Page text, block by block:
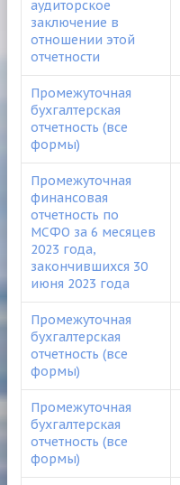
аудиторское
заключение в
отношении этой
отчетности
Промежуточная
бухгалтерская
отчетность (все
формы)
Промежуточная
финансовая
отчетность по
МСФО за 6 месяцев
2023 года,
закончившихся 30
июня 2023 года
Промежуточная
бухгалтерская
отчетность (все
формы)
Промежуточная
бухгалтерская
отчетность (все
формы)